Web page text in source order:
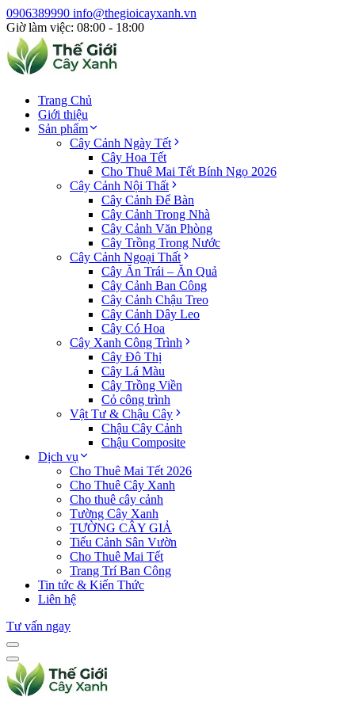
0906389990 info@thegioicayxanh.vn
Giờ làm việc: 08:00 - 18:00
Trang Chủ
Giới thiệu
Sản phẩm
Cây Cảnh Ngày Tết
Cây Hoa Tết
Cho Thuê Mai Tết Bính Ngọ 2026
Cây Cảnh Nội Thất
Cây Cảnh Để Bàn
Cây Cảnh Trong Nhà
Cây Cảnh Văn Phòng
Cây Trồng Trong Nước
Cây Cảnh Ngoại Thất
Cây Ăn Trái – Ăn Quả
Cây Cảnh Ban Công
Cây Cảnh Chậu Treo
Cây Cảnh Dây Leo
Cây Có Hoa
Cây Xanh Công Trình
Cây Đô Thị
Cây Lá Màu
Cây Trồng Viền
Cỏ công trình
Vật Tư & Chậu Cây
Chậu Cây Cảnh
Chậu Composite
Dịch vụ
Cho Thuê Mai Tết 2026
Cho Thuê Cây Xanh
Cho thuê cây cảnh
Tường Cây Xanh
TƯỜNG CÂY GIẢ
Tiểu Cảnh Sân Vườn
Cho Thuê Mai Tết
Trang Trí Ban Công
Tin tức & Kiến Thức
Liên hệ
Tư vấn ngay